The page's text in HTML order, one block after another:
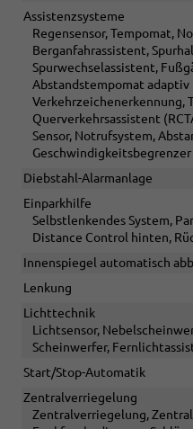
Assistenzsysteme
Regensensor, Tempomat,
Berganfahrassistent,
Spurwechselassistent,
Abstandstempomat adaptiv
Verkehrzeichenerkennung,
Querverkehrsassistent
Sensor, Notrufsystem,
Geschwindigkeitsbegrenzer
Diebstahl-Alarmanlage
Einparkhilfe
Selbstlenkendes System,
Distance Control hinten,
Innenspiegel automatisch
Lenkung
Lichttechnik
Lichtsensor,
Scheinwerfer,
Start/Stop-Automatik
Zentralverriegelung
Zentralverriegelung,